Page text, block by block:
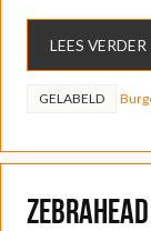
LEES VERDER
GELABELD